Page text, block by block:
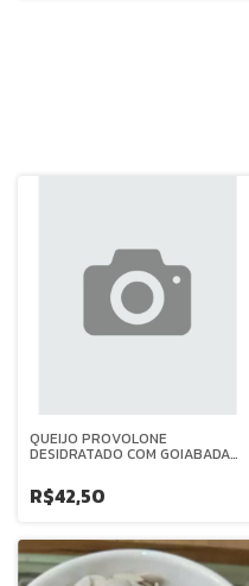
QUEIJO PROVOLONE
DESIDRATADO COM GOIABADA
R$42,50